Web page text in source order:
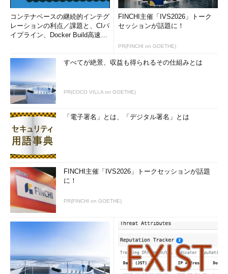
コンテナベースの継続的インテグ
レーションの利点／課題と、CIパ
イプライン、Docker Build高速化
FINCHI主催「IVS2026」トーク
セッションが話題に！
PR(FINCHI on GOETHE)
すべてが絶景、収益も得られるその仕組みとは
PR(COCO VILLA on GOETHE)
「電子署名」とは、「デジタル署名」とは
FINCHI主催「IVS2026」トークセッションが話題
に！
PR(FINCHI on GOETHE)